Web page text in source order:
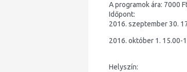
A programok ára: 7000
Időpont:
2016. szeptember 30.
2016. október 1. 15.00-
Helyszín: